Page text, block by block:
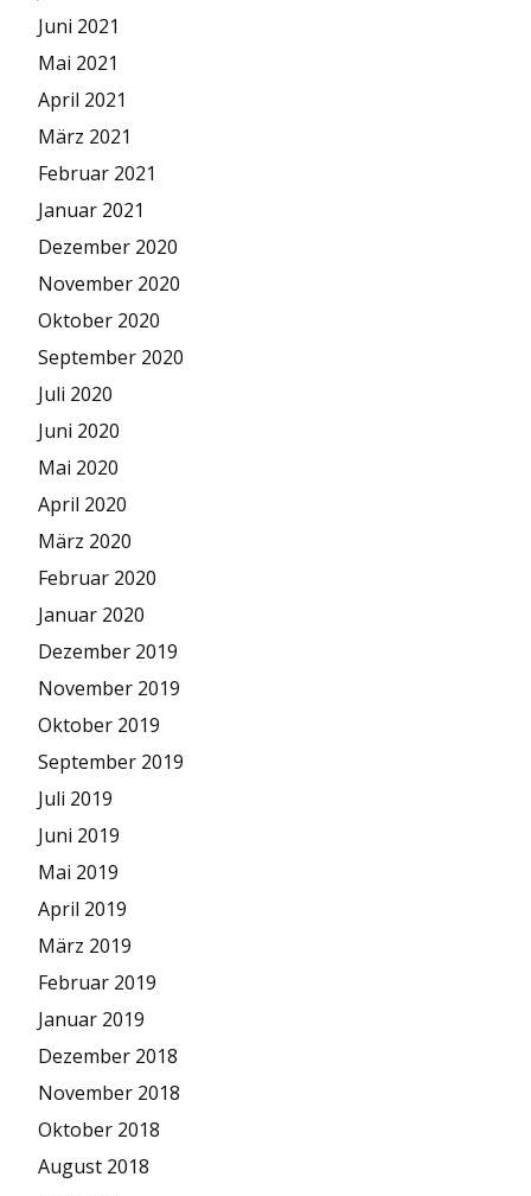
Juni 2021
Mai 2021
April 2021
März 2021
Februar 2021
Januar 2021
Dezember 2020
November 2020
Oktober 2020
September 2020
Juli 2020
Juni 2020
Mai 2020
April 2020
März 2020
Februar 2020
Januar 2020
Dezember 2019
November 2019
Oktober 2019
September 2019
Juli 2019
Juni 2019
Mai 2019
April 2019
März 2019
Februar 2019
Januar 2019
Dezember 2018
November 2018
Oktober 2018
August 2018